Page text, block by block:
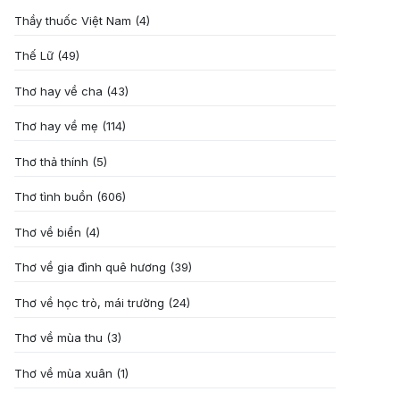
Thầy thuốc Việt Nam (4)
Thế Lữ (49)
Thơ hay về cha (43)
Thơ hay về mẹ (114)
Thơ thả thính (5)
Thơ tình buồn (606)
Thơ về biển (4)
Thơ về gia đình quê hương (39)
Thơ về học trò, mái trường (24)
Thơ về mùa thu (3)
Thơ về mùa xuân (1)